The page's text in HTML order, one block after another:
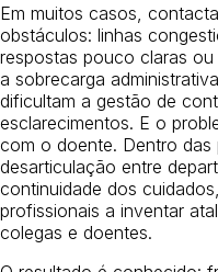
Em muitos casos,
obstáculos: linhas
respostas pouco claras
a sobrecarga
dificultam a gestão de
esclarecimentos. E o
com o doente. Dentro das
desarticulação entre
continuidade dos
profissionais a inventar
colegas e doentes.